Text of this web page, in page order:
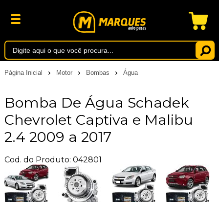
Página Inicial Motor Bombas Água
Bomba De Água Schadek
Chevrolet Captiva e Malibu
2.4 2009 a 2017
Cod. do Produto: 042801